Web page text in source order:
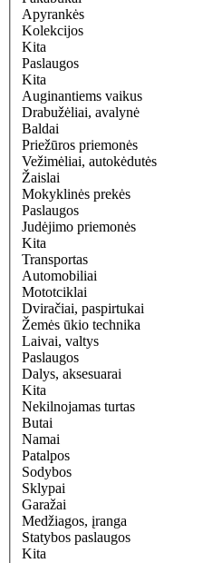
Apyrankės
Kolekcijos
Kita
Paslaugos
Kita
Auginantiems vaikus
Drabužėliai, avalynė
Baldai
Priežūros priemonės
Vežimėliai, autokėdutės
Žaislai
Mokyklinės prekės
Paslaugos
Judėjimo priemonės
Kita
Transportas
Automobiliai
Mototciklai
Dviračiai, paspirtukai
Žemės ūkio technika
Laivai, valtys
Paslaugos
Dalys, aksesuarai
Kita
Nekilnojamas turtas
Butai
Namai
Patalpos
Sodybos
Sklypai
Garažai
Medžiagos, įranga
Statybos paslaugos
Kita